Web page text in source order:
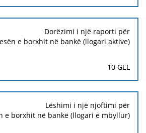
Dorëzimi i një raporti për
e borxhit në bankë (llogari aktive)
10 GEL
Lëshimi i një njoftimi për
e borxhit në bankë (llogari e mbyllur)